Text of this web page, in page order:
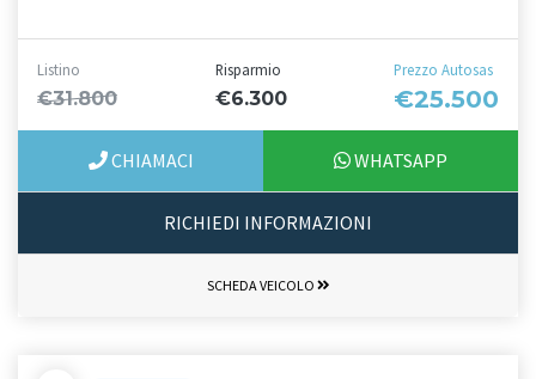
Listino
€31.800
Risparmio
€6.300
Prezzo Autosas
€25.500
CHIAMACI WHATSAPP
RICHIEDI INFORMAZIONI
SCHEDA VEICOLO